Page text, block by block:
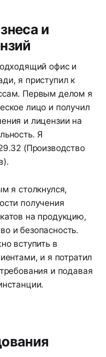
и
офис и
я приступил к
Первым делом я
лицо и получил
и лицензии на
Я
(Производство
я столкнулся,
получения
на продукцию,
и безопасность.
вступить в
и я потратил
и подавая